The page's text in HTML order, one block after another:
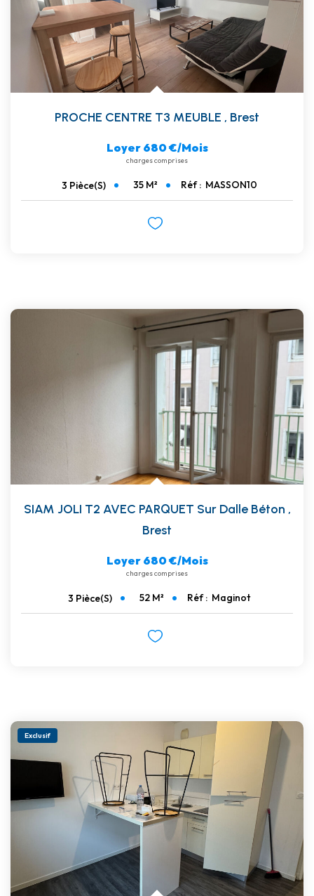
PROCHE CENTRE T3 MEUBLE , Brest
Loyer 680 €/mois
charges comprises
3 Pièce(s) 35 M² Réf : MASSON10
SIAM JOLI T2 AVEC PARQUET Sur Dalle Béton ,
Brest
Loyer 680 €/mois
charges comprises
3 Pièce(s) 52 M² Réf : Maginot
Exclusif